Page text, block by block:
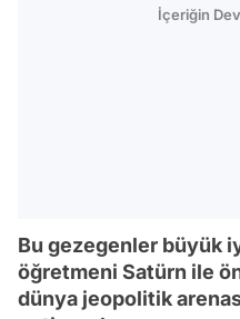
İçeriğin
Bu gezegenler büyük
öğretmeni Satürn ile
dünya jeopolitik